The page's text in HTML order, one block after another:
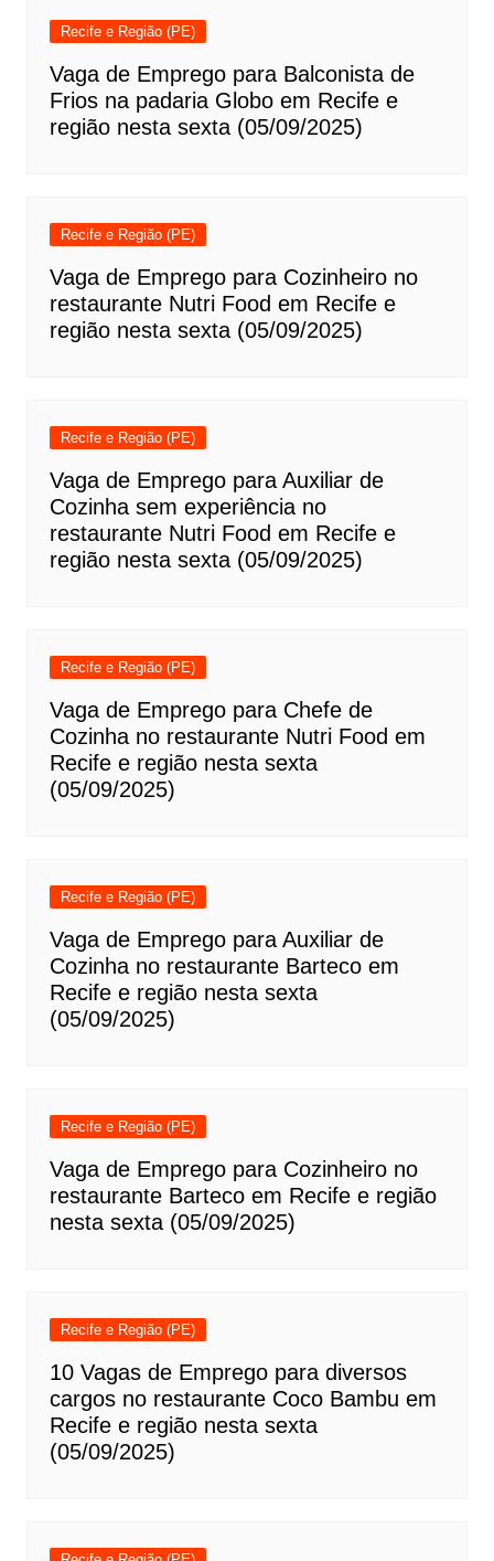
Recife e Região (PE)
Vaga de Emprego para Balconista de
Frios na padaria Globo em Recife e
região nesta sexta (05/09/2025)
Recife e Região (PE)
Vaga de Emprego para Cozinheiro no
restaurante Nutri Food em Recife e
região nesta sexta (05/09/2025)
Recife e Região (PE)
Vaga de Emprego para Auxiliar de
Cozinha sem experiência no
restaurante Nutri Food em Recife e
região nesta sexta (05/09/2025)
Recife e Região (PE)
Vaga de Emprego para Chefe de
Cozinha no restaurante Nutri Food em
Recife e região nesta sexta
(05/09/2025)
Recife e Região (PE)
Vaga de Emprego para Auxiliar de
Cozinha no restaurante Barteco em
Recife e região nesta sexta
(05/09/2025)
Recife e Região (PE)
Vaga de Emprego para Cozinheiro no
restaurante Barteco em Recife e região
nesta sexta (05/09/2025)
Recife e Região (PE)
10 Vagas de Emprego para diversos
cargos no restaurante Coco Bambu em
Recife e região nesta sexta
(05/09/2025)